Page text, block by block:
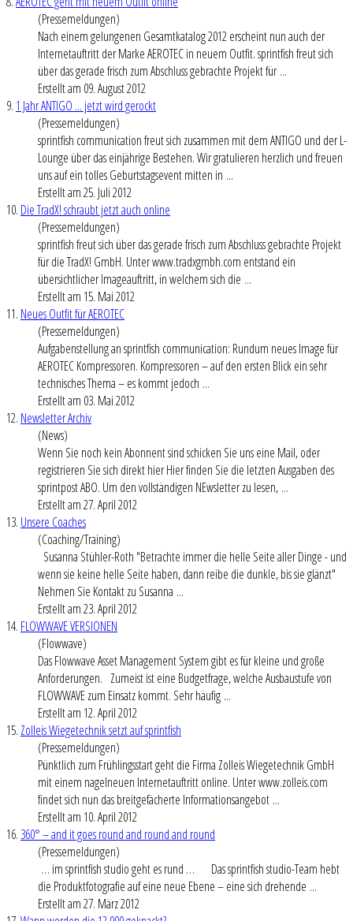
(Pressemeldungen)
Nach einem gelungenen Gesamtkatalog 2012 erscheint nun auch der
Internetauftritt der Marke AEROTEC in neuem Outfit. sprintfish freut sich
über das gerade frisch zum Abschluss gebrachte Projekt für ...
Erstellt am 09. August 2012
9. 1 Jahr ANTIGO ... jetzt wird gerockt
(Pressemeldungen)
sprintfish communication freut sich zusammen mit dem ANTIGO und der L-
Lounge über das einjährige Bestehen. Wir gratulieren herzlich und freuen
uns auf ein tolles Geburtstagsevent mitten in ...
Erstellt am 25. Juli 2012
10. Die TradX! schraubt jetzt auch online
(Pressemeldungen)
sprintfish freut sich über das gerade frisch zum Abschluss gebrachte Projekt
für die TradX! GmbH. Unter www.tradxgmbh.com entstand ein
übersichtlicher Imageauftritt, in welchem sich die ...
Erstellt am 15. Mai 2012
11. Neues Outfit für AEROTEC
(Pressemeldungen)
Aufgabenstellung an sprintfish communication: Rundum neues Image für
AEROTEC Kompressoren. Kompressoren – auf den ersten Blick ein sehr
technisches Thema – es kommt jedoch ...
Erstellt am 03. Mai 2012
12. Newsletter Archiv
(News)
Wenn Sie noch kein Abonnent sind schicken Sie uns eine Mail, oder
registrieren Sie sich direkt hier Hier finden Sie die letzten Ausgaben des
sprintpost ABO. Um den vollständigen NEwsletter zu lesen, ...
Erstellt am 27. April 2012
13. Unsere Coaches
(Coaching/Training)
Susanna Stühler-Roth "Betrachte immer die helle Seite aller Dinge - und
wenn sie keine helle Seite haben, dann reibe die dunkle, bis sie glänzt"
Nehmen Sie Kontakt zu Susanna ...
Erstellt am 23. April 2012
14. FLOWWAVE VERSIONEN
(Flowwave)
Das Flowwave Asset Management System gibt es für kleine und große
Anforderungen. Zumeist ist eine Budgetfrage, welche Ausbaustufe von
FLOWWAVE zum Einsatz kommt. Sehr häufig ...
Erstellt am 12. April 2012
15. Zolleis Wiegetechnik setzt auf sprintfish
(Pressemeldungen)
Pünktlich zum Frühlingsstart geht die Firma Zolleis Wiegetechnik GmbH
mit einem nagelneuen Internetauftritt online. Unter www.zolleis.com
findet sich nun das breitgefächerte Informationsangebot ...
Erstellt am 10. April 2012
16. 360° – and it goes round and round and round
(Pressemeldungen)
… im sprintfish studio geht es rund … Das sprintfish studio-Team hebt
die Produktfotografie auf eine neue Ebene – eine sich drehende ...
Erstellt am 27. März 2012